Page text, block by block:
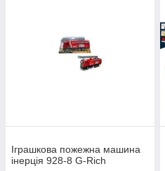
Іграшкова пожежна машина
інерція 928-8 G-Rich